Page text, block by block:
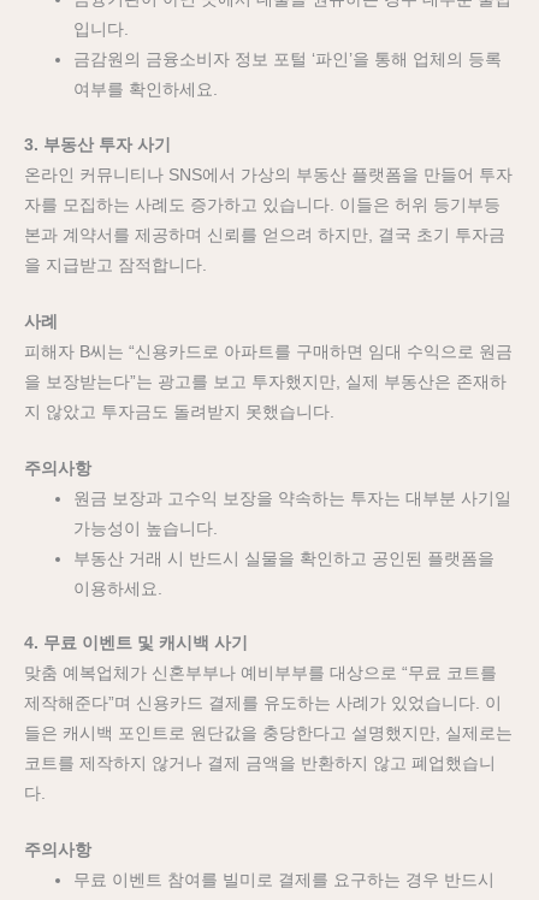
입니다.
금감원의 금융소비자 정보 포털 ‘파인’을 통해 업체의 등록
여부를 확인하세요.
3. 부동산 투자 사기
온라인 커뮤니티나 SNS에서 가상의 부동산 플랫폼을 만들어 투자
자를 모집하는 사례도 증가하고 있습니다. 이들은 허위 등기부등
본과 계약서를 제공하며 신뢰를 얻으려 하지만, 결국 초기 투자금
을 지급받고 잠적합니다.
사례
피해자 B씨는 “신용카드로 아파트를 구매하면 임대 수익으로 원금
을 보장받는다”는 광고를 보고 투자했지만, 실제 부동산은 존재하
지 않았고 투자금도 돌려받지 못했습니다.
주의사항
원금 보장과 고수익 보장을 약속하는 투자는 대부분 사기일
가능성이 높습니다.
부동산 거래 시 반드시 실물을 확인하고 공인된 플랫폼을
이용하세요.
4. 무료 이벤트 및 캐시백 사기
맞춤 예복업체가 신혼부부나 예비부부를 대상으로 “무료 코트를
제작해준다”며 신용카드 결제를 유도하는 사례가 있었습니다. 이
들은 캐시백 포인트로 원단값을 충당한다고 설명했지만, 실제로는
코트를 제작하지 않거나 결제 금액을 반환하지 않고 폐업했습니
다.
주의사항
무료 이벤트 참여를 빌미로 결제를 요구하는 경우 반드시